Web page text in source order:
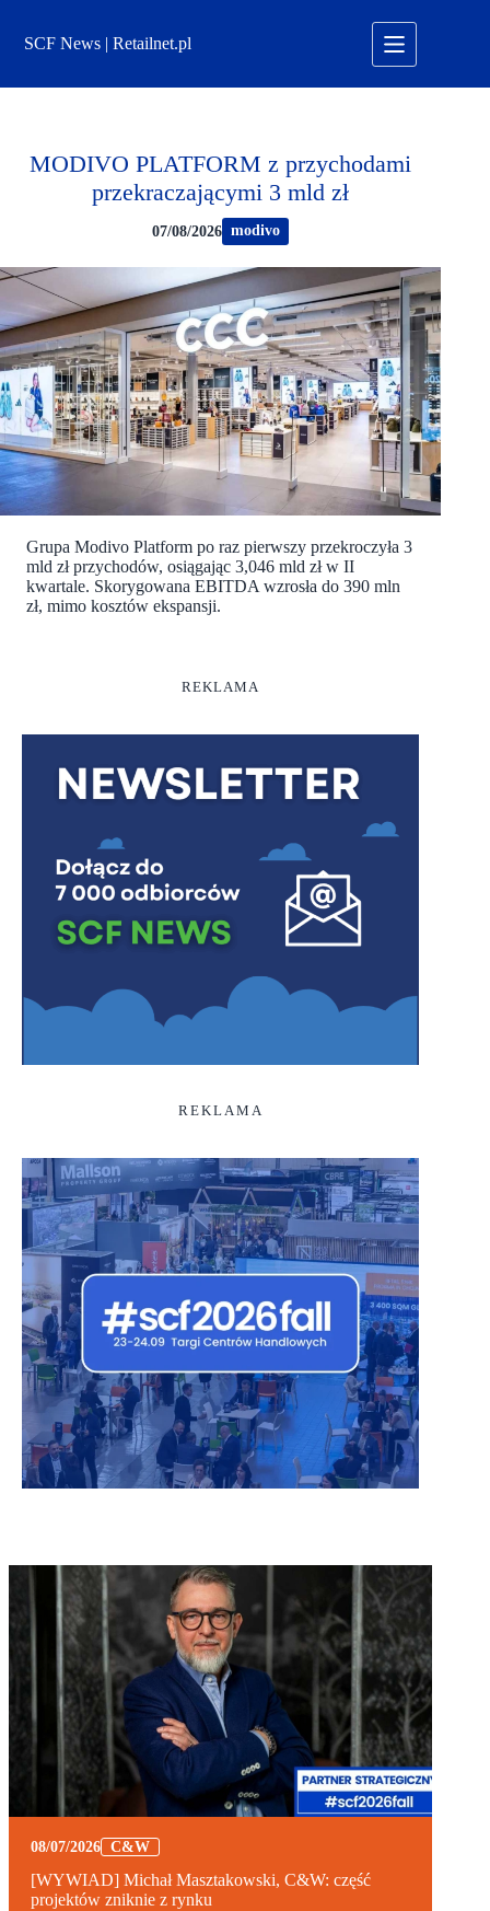
treściSCF News | Retailnet.pl
MODIVO PLATFORM z przychodami
przekraczającymi 3 mld zł
07/08/2026 modivo
Grupa Modivo Platform po raz pierwszy przekroczyła 3
mld zł przychodów, osiągając 3,046 mld zł w II
kwartale. Skorygowana EBITDA wzrosła do 390 mln
zł, mimo kosztów ekspansji.
REKLAMA
REKLAMA
08/07/2026 C&W
[WYWIAD] Michał Masztakowski, C&W: część
projektów zniknie z rynku